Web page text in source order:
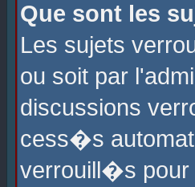
Que sont les
Les sujets
ou soit par
discussions
cess�s
verrouill�s pour